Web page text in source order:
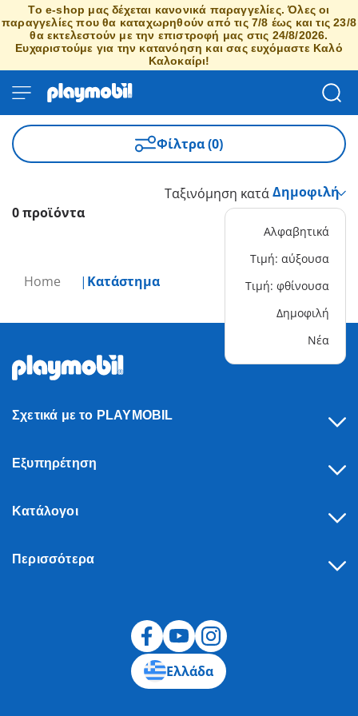
Το e-shop μας δέχεται κανονικά παραγγελίες. Όλες οι
παραγγελίες που θα καταχωρηθούν από τις 7/8 έως και τις 23/8
θα εκτελεστούν με την επιστροφή μας στις 24/8/2026.
Ευχαριστούμε για την κατανόηση και σας ευχόμαστε Καλό
Καλοκαίρι!
Home Κατάστημα
Φίλτρα (0)
0 προϊόντα
Ταξινόμηση κατά
Αλφαβητικά
Τιμή: αύξουσα
Τιμή: φθίνουσα
Δημοφιλή
Νέα
Σχετικά με το PLAYMOBIL
Εξυπηρέτηση
Κατάλογοι
Περισσότερα
Ελλάδα